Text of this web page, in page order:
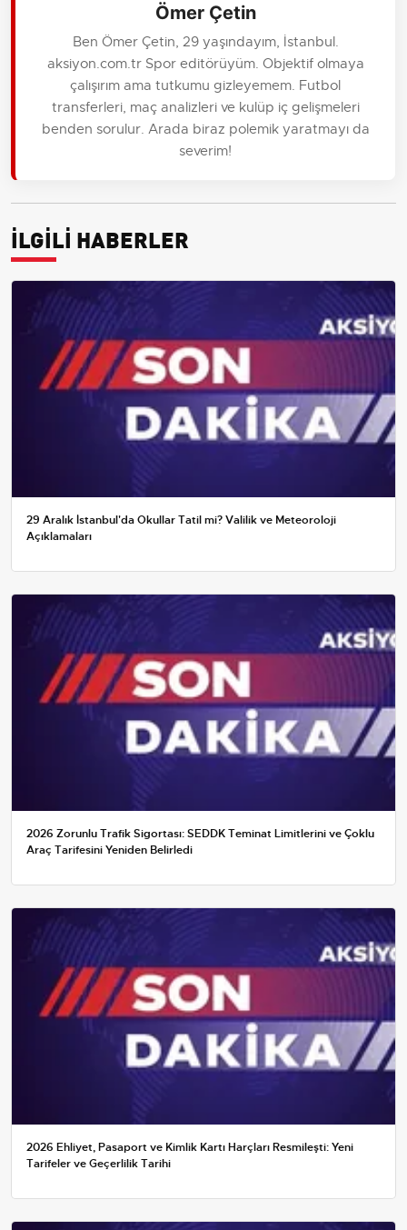
Ömer Çetin
Ben Ömer Çetin, 29 yaşındayım, İstanbul.
aksiyon.com.tr Spor editörüyüm. Objektif olmaya
çalışırım ama tutkumu gizleyemem. Futbol
transferleri, maç analizleri ve kulüp iç gelişmeleri
benden sorulur. Arada biraz polemik yaratmayı da
severim!
İLGİLİ HABERLER
29 Aralık İstanbul'da Okullar Tatil mi? Valilik ve Meteoroloji
Açıklamaları
2026 Zorunlu Trafik Sigortası: SEDDK Teminat Limitlerini ve Çoklu
Araç Tarifesini Yeniden Belirledi
2026 Ehliyet, Pasaport ve Kimlik Kartı Harçları Resmileşti: Yeni
Tarifeler ve Geçerlilik Tarihi